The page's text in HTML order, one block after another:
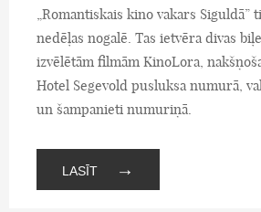
„Romantiskais kino vakars Siguldā”
nedēļas nogalē. Tas ietvēra divas
izvēlētām filmām KinoLora,
Hotel Segevold pusluksa numurā,
un šampanieti numuriņā.
LASĪT →